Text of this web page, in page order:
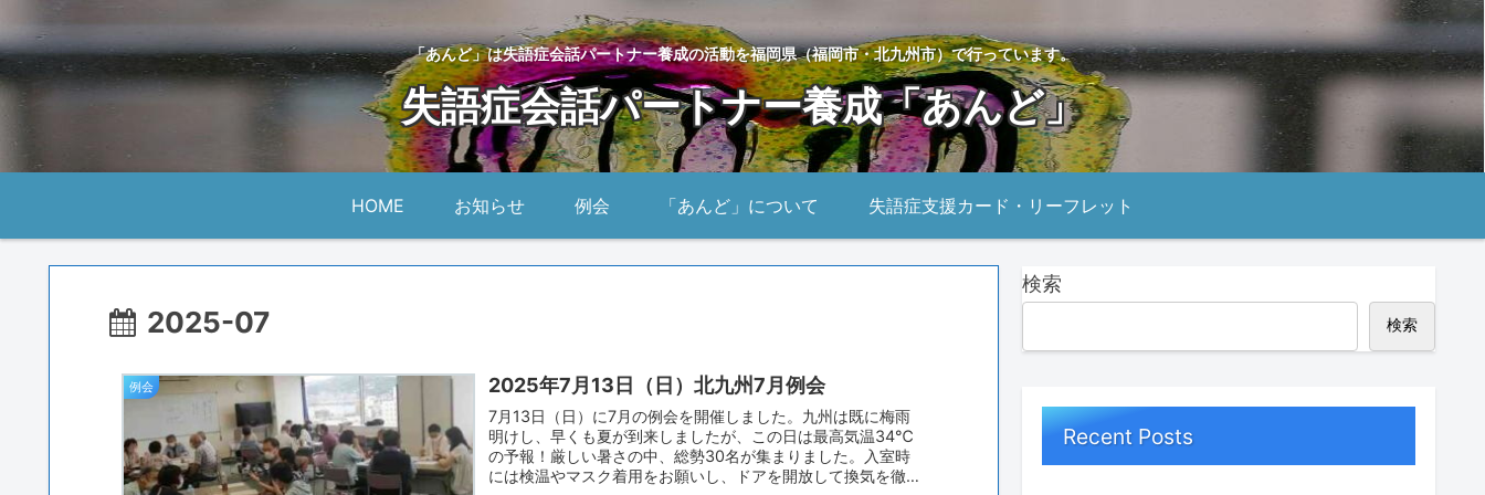
「あんど」は失語症会話パートナー養成の活動を福岡県（福岡市・北九州市）で行っています。
失語症会話パートナー養成「あんど」
HOME お知らせ 例会 「あんど」について 失語症支援カード・リーフレット
2025-07
例会 2025年7月13日（日）北九州7月例会
7月13日（日）に7月の例会を開催しました。九州は既に梅雨
明けし、早くも夏が到来しましたが、この日は最高気温34℃
の予報！厳しい暑さの中、総勢30名が集まりました。入室時
には検温やマスク着用をお願いし、ドアを開放して換気を徹底
検索
検索
Recent Posts